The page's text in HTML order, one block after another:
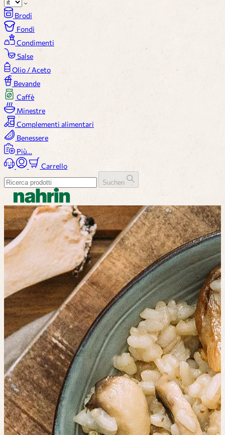
Brodi
Fondi
Condimenti
Salse
Olio / Aceto
Bevande
Caffè
Minestre
Complementi alimentari
Benessere
Più…
Carrello
Suchen